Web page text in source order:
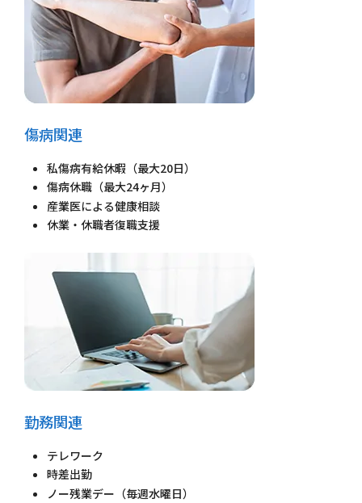
傷病関連
私傷病有給休暇（最大20日）
傷病休職（最大24ヶ月）
産業医による健康相談
休業・休職者復職支援
勤務関連
テレワーク
時差出勤
ノー残業デー（毎週水曜日）